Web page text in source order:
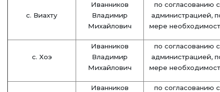
с. Виахту
Иванников
Владимир
Михайлович
по согласованию с
администрацией,
мере
с. Хоэ
Иванников
Владимир
Михайлович
по согласованию с
администрацией,
мере
Иванников
по согласованию с